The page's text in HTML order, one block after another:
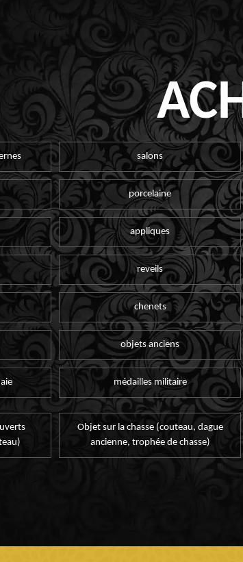
salons
porcelaine
appliques
reveils
chenets
objets anciens
médailles militaire
Objet sur la chasse (couteau, dague
ancienne, trophée de chasse)